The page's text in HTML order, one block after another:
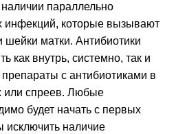
параллельно
которые вызывают
шейки матки. Антибиотики
как внутрь, системно, так и
с антибиотиками в
или спреев. Любые
будет начать с первых
исключить наличие